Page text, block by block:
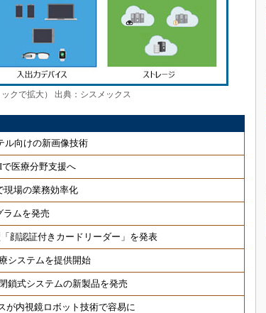
クで拡大） 出典：シスメックス
ル向けの新画像技術
医療分野支援へ
現場の業務効率化
ラムを発売
顔認証付きカードリーダー」を発表
システムを提供開始
鎖式システムの新製品を発売
が内視鏡ロボット技術で容易に